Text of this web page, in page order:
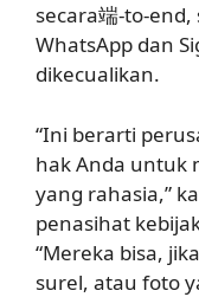
secara端-to-end,
WhatsApp dan
dikecualikan.
“Ini berarti
hak Anda untuk
yang rahasia,”
penasihat
“Mereka bisa,
surel, atau foto